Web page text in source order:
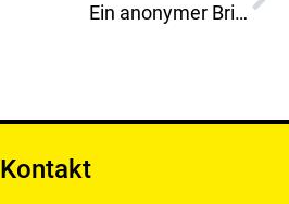
Ein anonymer Brief, über angebliche Missstände im Kindergarten Donawitz
Kontakt